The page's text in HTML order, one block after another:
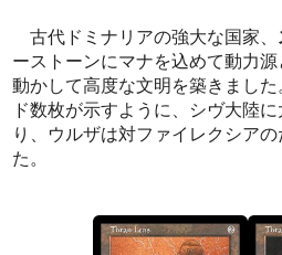
古代ドミナリアの強大な国家、
ーストーンにマナを込めて動力
動かして高度な文明を築きまし
ド数枚が示すように、シヴ大陸
り、ウルザは対ファイレクシア
た。